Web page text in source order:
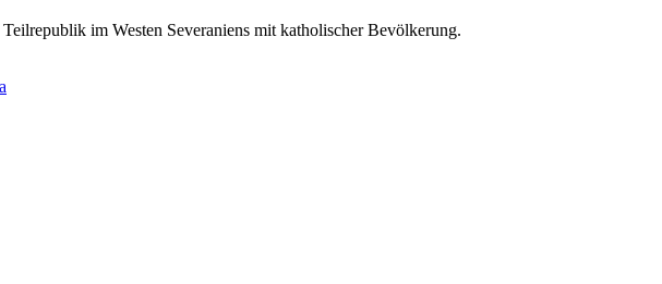
im Westen Severaniens mit katholischer Bevölkerung.